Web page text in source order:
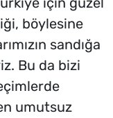
böylesine
sandığa
Bu da bizi
umutsuz